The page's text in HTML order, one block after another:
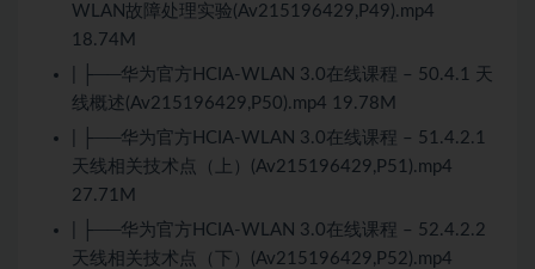
WLAN故障处理实验(Av215196429,P49).mp4
18.74M
| ├──华为官方HCIA-WLAN 3.0在线课程 – 50.4.1 天
线概述(Av215196429,P50).mp4 19.78M
| ├──华为官方HCIA-WLAN 3.0在线课程 – 51.4.2.1
天线相关技术点（上）(Av215196429,P51).mp4
27.71M
| ├──华为官方HCIA-WLAN 3.0在线课程 – 52.4.2.2
天线相关技术点（下）(Av215196429,P52).mp4